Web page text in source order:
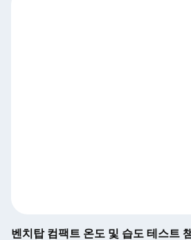
벤치탑 컴팩트 온도 및 습도 테스트